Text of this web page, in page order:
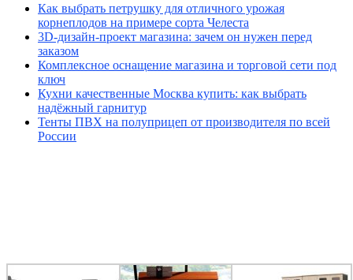
Как выбрать петрушку для отличного урожая
корнеплодов на примере сорта Челеста
3D-дизайн-проект магазина: зачем он нужен перед
заказом
Комплексное оснащение магазина и торговой сети под
ключ
Кухни качественные Москва купить: как выбрать
надёжный гарнитур
Тенты ПВХ на полуприцеп от производителя по всей
России